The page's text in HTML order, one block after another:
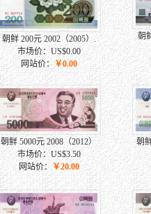
朝鲜 200元 2002（2005）.
市场价：US$0.00
网站价： ￥0.00
朝
朝鲜 5000元 2008（2012）
市场价：US$3.50
网站价： ￥20.00
朝